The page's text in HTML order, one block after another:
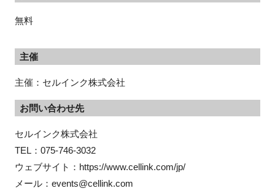
無料
主催
主催：セルインク株式会社
お問い合わせ先
セルインク株式会社
TEL：075-746-3032
ウェブサイト：https://www.cellink.com/jp/
メール：events@cellink.com